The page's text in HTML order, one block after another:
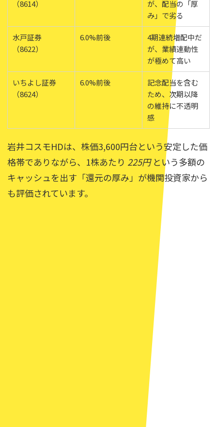
（8614）
が、配当の「厚
み」で劣る
水戸証券
（8622）
6.0%前後
4期連続増配中だ
が、業績連動性
が極めて高い
いちよし証券
（8624）
6.0%前後
記念配当を含む
ため、次期以降
の維持に不透明
感
岩井コスモHDは、株価3,600円台という安定した価
格帯でありながら、1株あたり 225円という多額の
キャッシュを出す「還元の厚み」が機関投資家から
も評価されています。